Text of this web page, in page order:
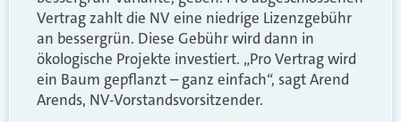
Vertrag zahlt die NV eine niedrige Lizenzgebühr
an bessergrün. Diese Gebühr wird dann in
ökologische Projekte investiert. „Pro Vertrag wird
ein Baum gepflanzt – ganz einfach“, sagt Arend
Arends, NV-Vorstandsvorsitzender.